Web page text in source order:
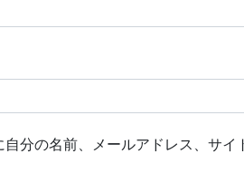
分の名前、メールアドレス、サイ